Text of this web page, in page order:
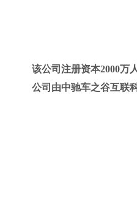
该公司注册资本2000万
公司由中驰车之谷互联